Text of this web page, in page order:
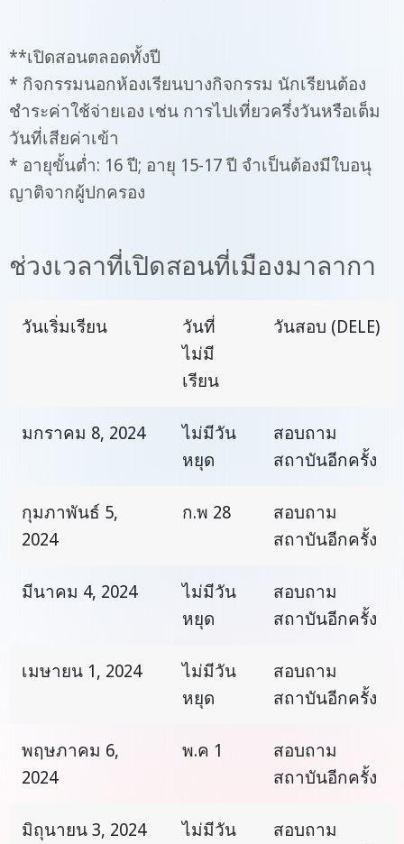
**เปิดสอนตลอดทั้งปี
* กิจกรรมนอกห้องเรียนบางกิจกรรม นักเรียนต้อง
ชำระค่าใช้จ่ายเอง เช่น การไปเที่ยวครึ่งวันหรือเต็ม
วันที่เสียค่าเข้า
* อายุขั้นต่ำ: 16 ปี; อายุ 15-17 ปี จำเป็นต้องมีใบอนุ
ญาติจากผู้ปกครอง
ช่วงเวลาที่เปิดสอนที่เมืองมาลากา
วันเริ่มเรียน
วันที่
ไม่มี
เรียน
วันสอบ (DELE)
มกราคม 8, 2024
ไม่มีวัน
หยุด
สอบถาม
สถาบันอีกครั้ง
กุมภาพันธ์ 5,
2024
ก.พ 28
สอบถาม
สถาบันอีกครั้ง
มีนาคม 4, 2024
ไม่มีวัน
หยุด
สอบถาม
สถาบันอีกครั้ง
เมษายน 1, 2024
ไม่มีวัน
หยุด
สอบถาม
สถาบันอีกครั้ง
พฤษภาคม 6,
2024
พ.ค 1
สอบถาม
สถาบันอีกครั้ง
มิถุนายน 3, 2024
ไม่มีวัน
สอบถาม